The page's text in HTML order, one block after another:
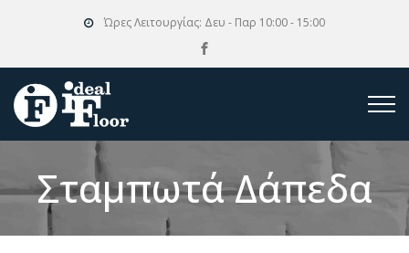
Ώρες Λειτουργίας: Δευ - Παρ 10:00 - 15:00
Σταμπωτά Δάπεδα